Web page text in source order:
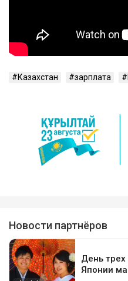
Казахстан зарплата